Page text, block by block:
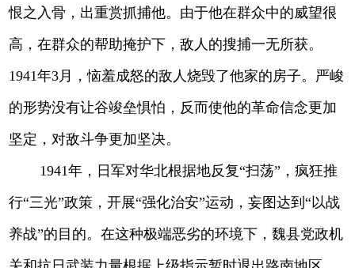
恨之入骨，出重赏抓捕他。由于他在群众中的威望很
高，在群众的帮助掩护下，敌人的搜捕一无所获。
1941年3月，恼羞成怒的敌人烧毁了他家的房子。严峻
的形势没有让谷竣垒惧怕，反而使他的革命信念更加
坚定，对敌斗争更加坚决。
1941年，日军对华北根据地反复“扫荡”，疯狂推
行“三光”政策，开展“强化治安”运动，妄图达到“以战
养战”的目的。在这种极端恶劣的环境下，魏县党政机